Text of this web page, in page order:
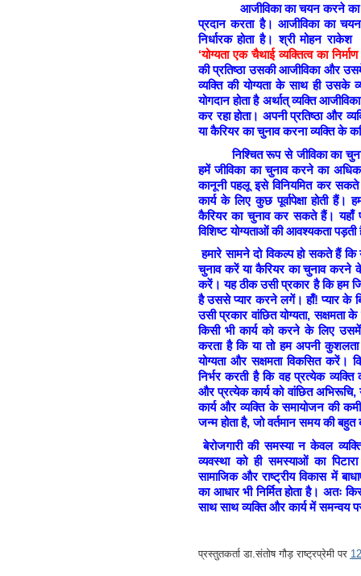
आजीविका का चयन करने का
प्रदान करता है। आजीविका का
निर्धारक होता है। श्री मोहन
‘योग्यता एक चैथाई व्यक्तित्व का
की प्रतिष्ठा उसकी आजीविका और
व्यक्ति की योग्यता के साथ ही उसके
योगदान होता है अर्थात् व्यक्ति
कर रहा होता। अपनी प्रतिष्ठा और
या कैरियर का चुनाव करना व्यक्ति के
निश्चित रूप से जीविका का
हमें जीविका का चुनाव करने का
कानूनी पहलू इसे विनियमित कर
कार्य के लिए कुछ पूर्वापेक्षा होती
कैरियर का चुनाव कर सकते हैं। यहाँ
विशिष्ट योग्यताओं की आवश्यकता
हमारे सामने दो विकल्प हो सकते हैं
चुनाव करें या कैरियर का चुनाव करने
करें। यह ठीक उसी प्रकार है कि हम
है उससे प्यार करने लगें। हाँ! प्यार के
उसी प्रकार वांछित योग्यता,
किसी भी कार्य को करने के लिए
करता है कि या तो हम अपनी
योग्यता और सक्षमता विकसित करें।
निर्भर करती है कि वह प्रत्येक
और प्रत्येक कार्य को वांछित
कार्य और व्यक्ति के समायोजन की
जन्म होता है, जो वर्तमान समय की
बेरोजगारी की समस्या न केवल
व्यवस्था को ही समस्याओं का
सामाजिक और राष्ट्रीय विकास में
का आधार भी निर्मित होता है। अतः
साथ साथ व्यक्ति और कार्य में समन्वय
प्रस्तुतकर्ताडा.संतोष गौड़ राष्ट्रप्रेमी पर